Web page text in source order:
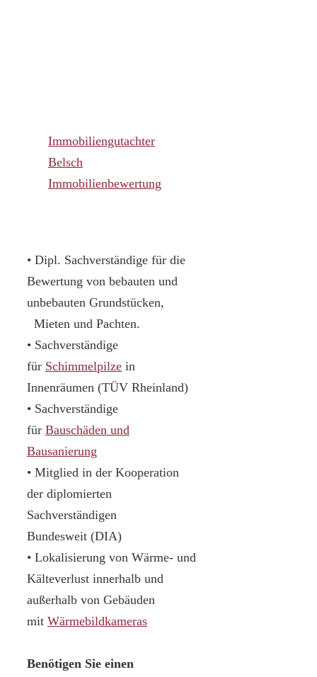
Immobiliengutachter
Belsch
Immobilienbewertung
• Dipl. Sachverständige für die
Bewertung von bebauten und
unbebauten Grundstücken,
Mieten und Pachten.
• Sachverständige
für Schimmelpilze in
Innenräumen (TÜV Rheinland)
• Sachverständige
für Bauschäden und
Bausanierung
• Mitglied in der Kooperation
der diplomierten
Sachverständigen
Bundesweit (DIA)
• Lokalisierung von Wärme- und
Kälteverlust innerhalb und
außerhalb von Gebäuden
mit Wärmebildkameras
Benötigen Sie einen